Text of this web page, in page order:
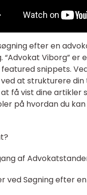
efter en
“Advokat Viborg”
snippets.
at strukturere
få vist dine
på hvordan du
af
ved Søgning efter